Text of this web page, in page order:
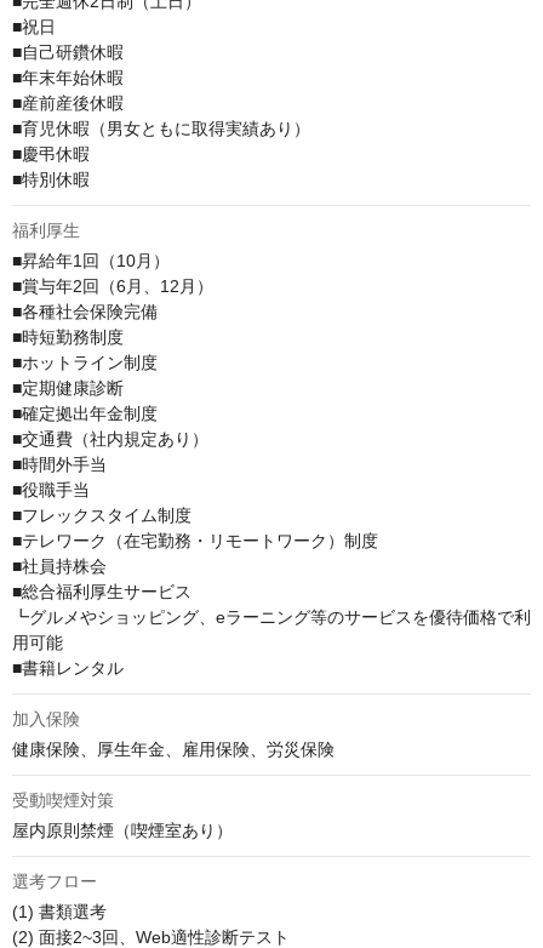
■祝日
■自己研鑽休暇
■年末年始休暇
■産前産後休暇
■育児休暇（男女ともに取得実績あり）
■慶弔休暇
■特別休暇
福利厚生
■昇給年1回（10月）
■賞与年2回（6月、12月）
■各種社会保険完備
■時短勤務制度
■ホットライン制度
■定期健康診断
■確定拠出年金制度
■交通費（社内規定あり）
■時間外手当
■役職手当
■フレックスタイム制度
■テレワーク（在宅勤務・リモートワーク）制度
■社員持株会
■総合福利厚生サービス
┗グルメやショッピング、eラーニング等のサービスを優待価格で利
用可能
■書籍レンタル
加入保険
健康保険、厚生年金、雇用保険、労災保険
受動喫煙対策
屋内原則禁煙（喫煙室あり）
選考フロー
(1) 書類選考
(2) 面接2~3回、Web適性診断テスト